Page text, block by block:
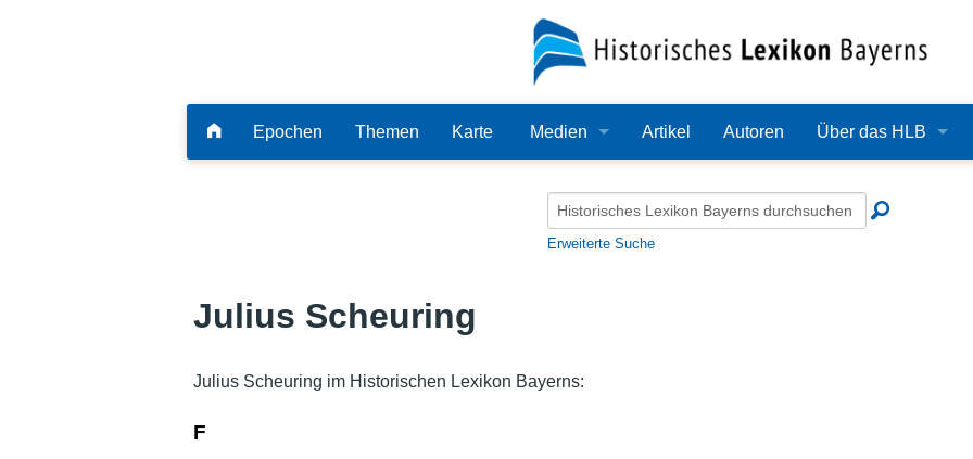
Epochen Themen Karte Medien
Audio
Alle Dateien
Artikel Autoren Über das HLB
Redaktion
Erweiterte Suche
Julius Scheuring
Julius Scheuring im Historischen Lexikon Bayerns:
F